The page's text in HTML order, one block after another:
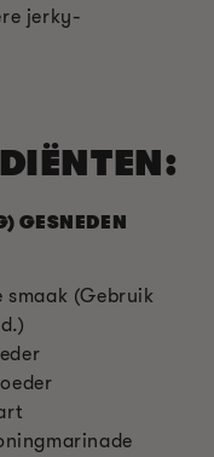
jerky-
GESNEDEN
smaak (Gebruik